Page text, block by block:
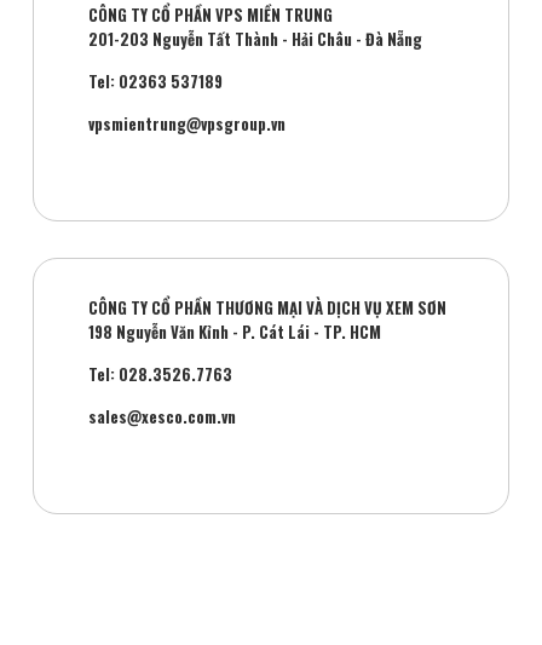
CÔNG TY CỔ PHẦN VPS MIỀN TRUNG
201-203 Nguyễn Tất Thành - Hải Châu - Đà Nẵng
Tel: 02363 537189
vpsmientrung@vpsgroup.vn
CÔNG TY CỔ PHẦN THƯƠNG MẠI VÀ DỊCH VỤ XEM SƠN
198 Nguyễn Văn Kỉnh - P. Cát Lái - TP. HCM
Tel: 028.3526.7763
sales@xesco.com.vn